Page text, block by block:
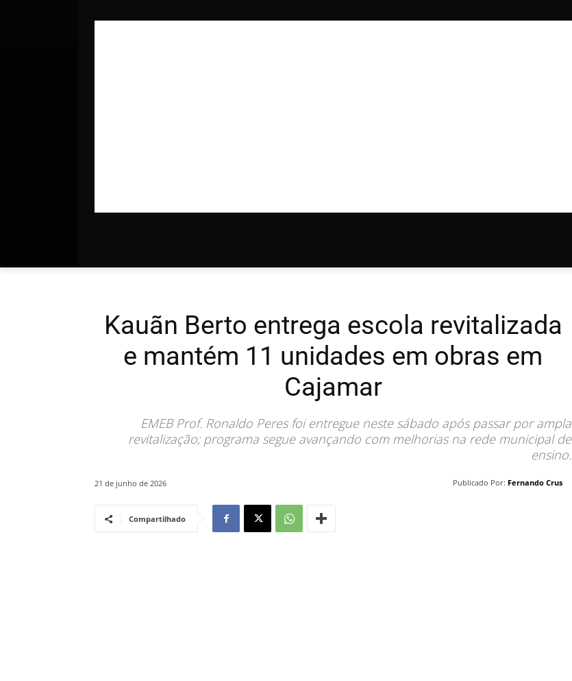
Kauãn Berto entrega escola revitalizada
e mantém 11 unidades em obras em
Cajamar
EMEB Prof. Ronaldo Peres foi entregue neste sábado após passar por ampla
revitalização; programa segue avançando com melhorias na rede municipal de
ensino.
Publicado Por: Fernando Crus
21 de junho de 2026
Compartilhado